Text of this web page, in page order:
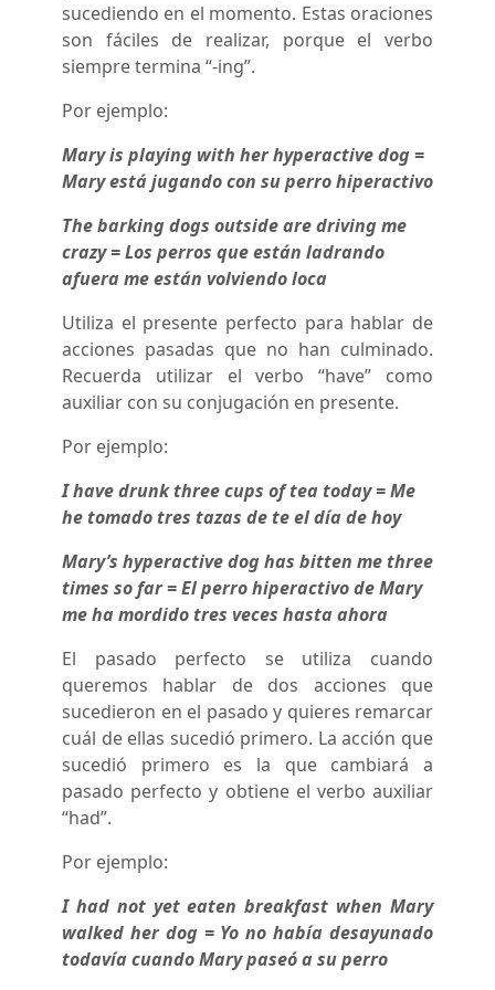
sucediendo en el momento. Estas oraciones
son fáciles de realizar, porque el verbo
siempre termina “-ing”.
Por ejemplo:
Mary is playing with her hyperactive dog =
Mary está jugando con su perro hiperactivo
The barking dogs outside are driving me
crazy = Los perros que están ladrando
afuera me están volviendo loca
Utiliza el presente perfecto para hablar de
acciones pasadas que no han culminado.
Recuerda utilizar el verbo “have” como
auxiliar con su conjugación en presente.
Por ejemplo:
I have drunk three cups of tea today = Me
he tomado tres tazas de te el día de hoy
Mary’s hyperactive dog has bitten me three
times so far = El perro hiperactivo de Mary
me ha mordido tres veces hasta ahora
El pasado perfecto se utiliza cuando
queremos hablar de dos acciones que
sucedieron en el pasado y quieres remarcar
cuál de ellas sucedió primero. La acción que
sucedió primero es la que cambiará a
pasado perfecto y obtiene el verbo auxiliar
“had”.
Por ejemplo:
I had not yet eaten breakfast when Mary
walked her dog = Yo no había desayunado
todavía cuando Mary paseó a su perro